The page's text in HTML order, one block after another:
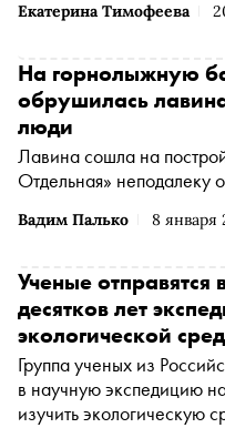
Екатерина Тимофеева
Вадим Палько 8 января
На горнолыжную
обрушилась
люди
Лавина сошла на
Ученые
десятков лет
экологической
Группа ученых из
в научную экспедицию
изучить экологическую